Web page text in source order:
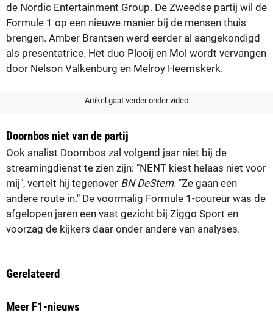
de Nordic Entertainment Group. De Zweedse partij wil de
Formule 1 op een nieuwe manier bij de mensen thuis
brengen. Amber Brantsen werd eerder al aangekondigd
als presentatrice. Het duo Plooij en Mol wordt vervangen
door Nelson Valkenburg en Melroy Heemskerk.
Artikel gaat verder onder video
Doornbos niet van de partij
Ook analist Doornbos zal volgend jaar niet bij de
streamingdienst te zien zijn: "NENT kiest helaas niet voor
mij", vertelt hij tegenover BN DeStem. "Ze gaan een
andere route in." De voormalig Formule 1-coureur was de
afgelopen jaren een vast gezicht bij Ziggo Sport en
voorzag de kijkers daar onder andere van analyses.
Gerelateerd
Meer F1-nieuws